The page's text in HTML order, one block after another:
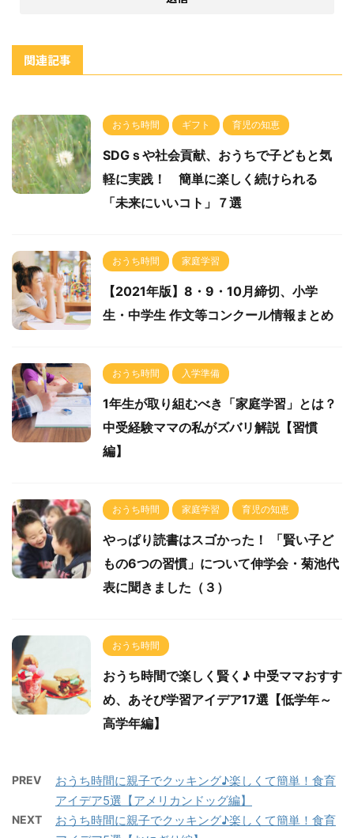
関連記事
おうち時間 ギフト 育児の知恵
SDGｓや社会貢献、おうちで子どもと気
軽に実践！ 簡単に楽しく続けられる
「未来にいいコト」７選
おうち時間 家庭学習
【2021年版】8・9・10月締切、小学
生・中学生 作文等コンクール情報まとめ
おうち時間 入学準備
1年生が取り組むべき「家庭学習」とは？
中受経験ママの私がズバリ解説【習慣
編】
おうち時間 家庭学習 育児の知恵
やっぱり読書はスゴかった！ 「賢い子ど
もの6つの習慣」について伸学会・菊池代
表に聞きました（３）
おうち時間
おうち時間で楽しく賢く♪ 中受ママおすす
め、あそび学習アイデア17選【低学年～
高学年編】
PREV
おうち時間に親子でクッキング♪楽しくて簡単！食育
アイデア5選【アメリカンドッグ編】
NEXT
おうち時間に親子でクッキング♪楽しくて簡単！食育